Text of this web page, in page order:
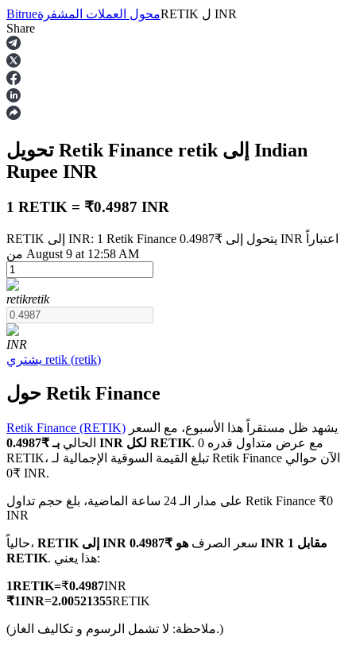
العقود الآجلة
العقود الآجلة USDT
العقود الآجلة لـ COIN-M
العقود الآجلة للعملات المشفرة
مشتقات الأسهم والعملات الأجنبية والمعادن الثمينة والسلع
Bitrueمحول العملات المشفرةRETIK ل INR
Share
تحويل Retik Finance retik
Rupee INR
1 RETIK = ₹0.4987 INR
RETIK إلى INR: 1 Retik Finance يتحول إلى ₹0.4987 INR اعتباراً
من August 9 at 12:58 AM
retikretik
INR
يشتري retik (retik)
حول Retik Finance
Retik Finance (RETIK)
الحالي
بـ ₹0.4987 INR لكل RETIK. مع عرض متداول قدره 0
RETIK، تبلغ القيمة السوقية الإجمالية لـ Retik Finance الآن حوالي
₹0 INR.
على مدار الـ 24 ساعة الماضية، بلغ حجم تداول Retik Finance ₹0
INR
حالياً، RETIK إلى INR سعر الصرف
هو ₹0.4987 INR مقابل 1
RETIK
. هذا يعني:
1RETIK=₹0.4987INR
₹1INR=2.00521355RETIK
(ملاحظة: لا تشمل الرسوم و تكاليف الغاز.)